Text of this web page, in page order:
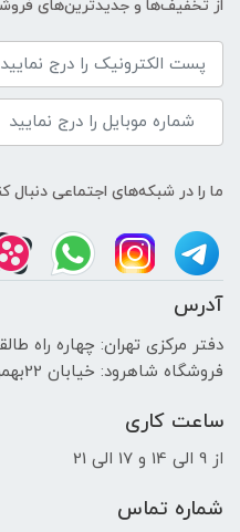
نوع
PCIe SSD
سازنده
از تخفیف‌ها و جدیدترین‌های
ما را در شبکه‌های اجتماعی دنبال
آدرس
دفتر مرکزی تهران: چهاره راه
فروشگاه شاهرود: خیابان 22بهمن پاساژ صفری پلاک 76 الی 78
ساعت کاری
از 9 الی 14 و 17 الی 21
شماره تماس